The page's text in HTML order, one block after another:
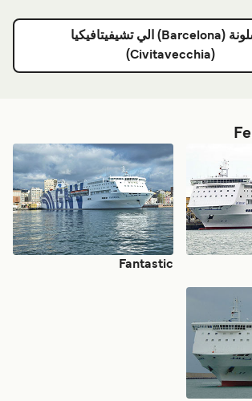
برشلونة (Barcelona) الي تشيفيتافيكيا
(Civitavecchia)
Fantastic